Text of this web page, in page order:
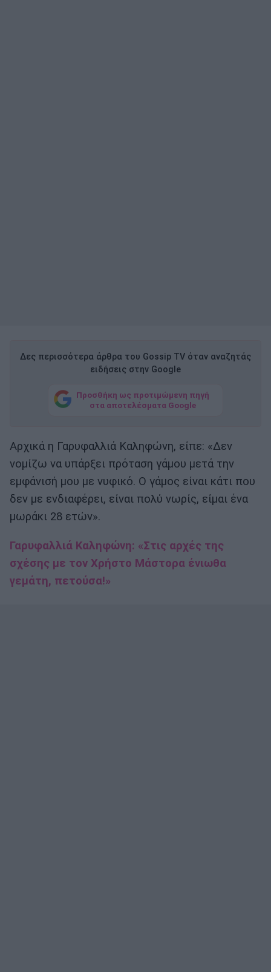
Δες περισσότερα άρθρα του Gossip TV όταν αναζητάς
ειδήσεις στην Google
Προσθήκη ως προτιμώμενη πηγή
στα αποτελέσματα Google
Αρχικά η Γαρυφαλλιά Καληφώνη, είπε: «Δεν
νομίζω να υπάρξει πρόταση γάμου μετά την
εμφάνισή μου με νυφικό. Ο γάμος είναι κάτι που
δεν με ενδιαφέρει, είναι πολύ νωρίς, είμαι ένα
μωράκι 28 ετών».
Γαρυφαλλιά Καληφώνη: «Στις αρχές της
σχέσης με τον Χρήστο Μάστορα ένιωθα
γεμάτη, πετούσα!»